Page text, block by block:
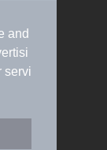
and
servi
ご案内
規約
採用情報